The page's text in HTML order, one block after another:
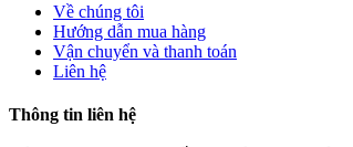
Về chúng tôi
Hướng dẫn mua hàng
Vận chuyển và thanh toán
Liên hệ
Thông tin liên hệ